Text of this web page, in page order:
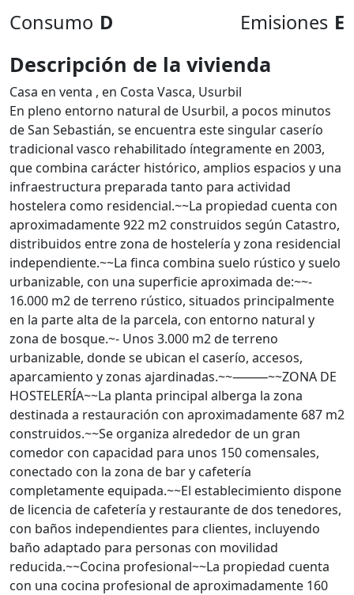
Consumo D Emisiones E
Descripción de la vivienda
Casa en venta , en Costa Vasca, Usurbil
En pleno entorno natural de Usurbil, a pocos minutos
de San Sebastián, se encuentra este singular caserío
tradicional vasco rehabilitado íntegramente en 2003,
que combina carácter histórico, amplios espacios y una
infraestructura preparada tanto para actividad
hostelera como residencial.~~La propiedad cuenta con
aproximadamente 922 m2 construidos según Catastro,
distribuidos entre zona de hostelería y zona residencial
independiente.~~La finca combina suelo rústico y suelo
urbanizable, con una superficie aproximada de:~~-
16.000 m2 de terreno rústico, situados principalmente
en la parte alta de la parcela, con entorno natural y
zona de bosque.~- Unos 3.000 m2 de terreno
urbanizable, donde se ubican el caserío, accesos,
aparcamiento y zonas ajardinadas.~~⸻~~ZONA DE
HOSTELERÍA~~La planta principal alberga la zona
destinada a restauración con aproximadamente 687 m2
construidos.~~Se organiza alrededor de un gran
comedor con capacidad para unos 150 comensales,
conectado con la zona de bar y cafetería
completamente equipada.~~El establecimiento dispone
de licencia de cafetería y restaurante de dos tenedores,
con baños independientes para clientes, incluyendo
baño adaptado para personas con movilidad
reducida.~~Cocina profesional~~La propiedad cuenta
con una cocina profesional de aproximadamente 160